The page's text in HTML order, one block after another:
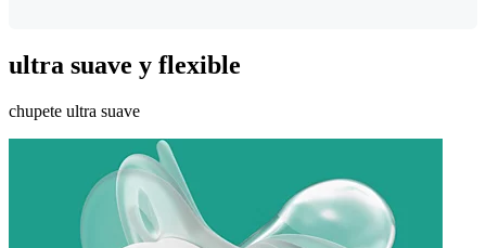
ultra suave y flexible
chupete ultra suave